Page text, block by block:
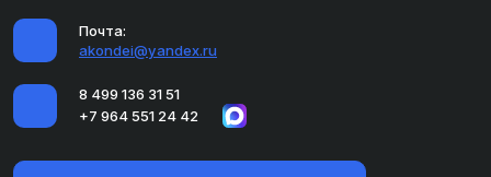
Почта:
akondei@yandex.ru
8 499 136 31 51
+7 964 551 24 42